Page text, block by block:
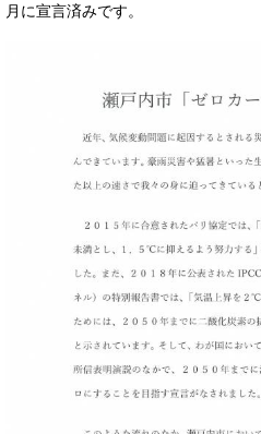
月に宣言済みです。